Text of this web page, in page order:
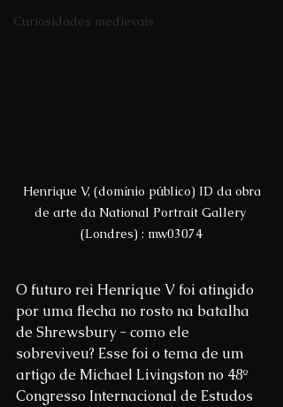
Curiosidades medievais
de arte da National Portrait Gallery
(Londres) : mw03074
O futuro rei Henrique V foi atingido
por uma flecha no rosto na batalha
de Shrewsbury - como ele
sobreviveu? Esse foi o tema de um
artigo de Michael Livingston no 48º
Congresso Internacional de Estudos